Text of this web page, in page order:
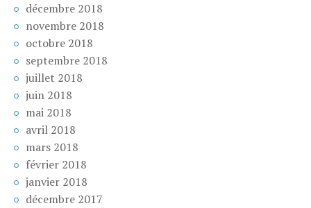
décembre 2018
novembre 2018
octobre 2018
septembre 2018
juillet 2018
juin 2018
mai 2018
avril 2018
mars 2018
février 2018
janvier 2018
décembre 2017